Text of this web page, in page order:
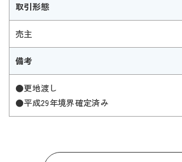
取引形態
売主
備考
●更地渡し
●平成29年境界確定済み